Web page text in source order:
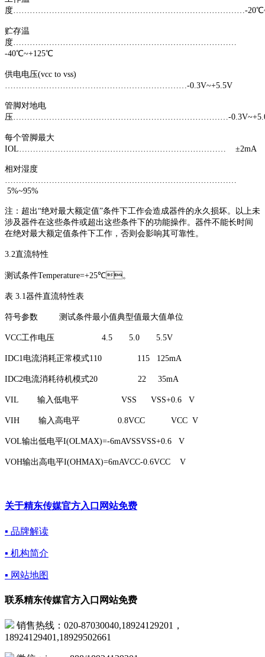
度…………………………………………………………………………-
贮存温
度………………………………………………………………………
-40℃~+125℃
供电电压(vcc to vss)
…………………………………………………………-0.3V~+5.5V
管脚对地电
压……………………………………………………………………-
每个管脚最大
IOL………………………………………………………………… ±2mA
相对湿度
…………………………………………………………………………
5%~95%
注：超出“绝对最大额定值”条件下工作会造成器件的永久损坏。以上未
涉及器件在这些条件或超出这些条件下的功能操作。器件不能长时间
在绝对最大额定值条件下工作，否则会影响其可靠性。
3.2直流特性
测试条件Temperature=+25℃。
表 3.1器件直流特性表
符号参数 测试条件最小值典型值最大值单位
VCC工作电压 4.5 5.0 5.5V
IDC1电流消耗正常模式110 115 125mA
IDC2电流消耗待机模式20 22 35mA
VIL 输入低电平 VSS VSS+0.6 V
VIH 输入高电平 0.8VCC VCC V
VOL输出低电平I(OLMAX)=-6mAVSSVSS+0.6 V
VOH输出高电平I(OHMAX)=6mAVCC-0.6VCC V
关于精东传媒官方入口网站免费
▪ 品牌解读
▪ 机构简介
▪ 网站地图
联系精东传媒官方入口网站免费
销售热线：020-87030040,18924129201，
18924129401,18929502661